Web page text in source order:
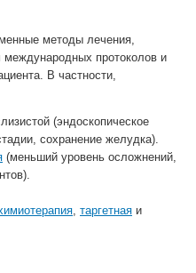
методы лечения,
протоколов и
В частности,
(эндоскопическое
сохранение желудка).
(меньший уровень осложнений,
, таргетная и